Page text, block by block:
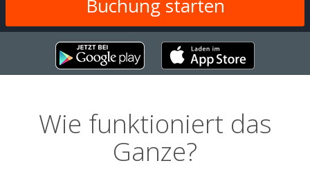
Wie funktioniert das
Ganze?